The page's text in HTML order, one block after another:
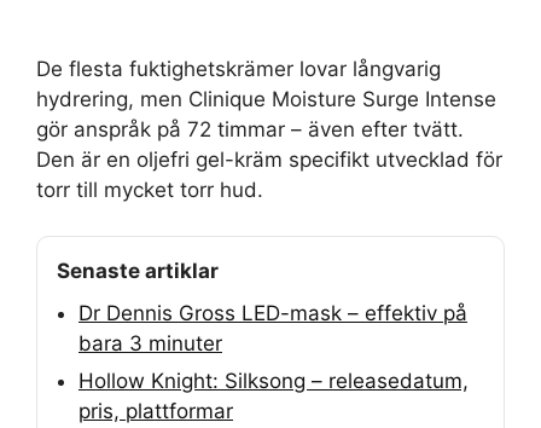
De flesta fuktighetskrämer lovar långvarig
hydrering, men Clinique Moisture Surge Intense
gör anspråk på 72 timmar – även efter tvätt.
Den är en oljefri gel-kräm specifikt utvecklad för
torr till mycket torr hud.
Senaste artiklar
Dr Dennis Gross LED-mask – effektiv på
bara 3 minuter
Hollow Knight: Silksong – releasedatum,
pris, plattformar